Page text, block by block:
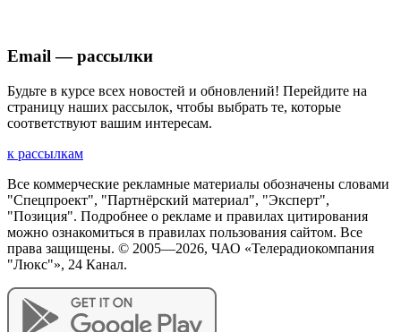
Email — рассылки
Будьте в курсе всех новостей и обновлений! Перейдите на
страницу наших рассылок, чтобы выбрать те, которые
соответствуют вашим интересам.
к рассылкам
Все коммерческие рекламные материалы обозначены словами
"Спецпроект", "Партнёрский материал", "Эксперт",
"Позиция". Подробнее о рекламе и правилах цитирования
можно ознакомиться в правилах пользования сайтом. Все
права защищены. © 2005—2026, ЧАО «Телерадиокомпания
"Люкс"», 24 Канал.